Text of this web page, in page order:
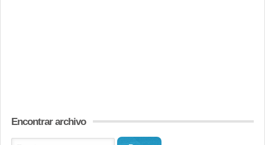
Encontrar archivo